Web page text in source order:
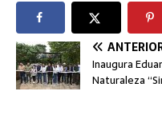
Inaugura
Naturaleza